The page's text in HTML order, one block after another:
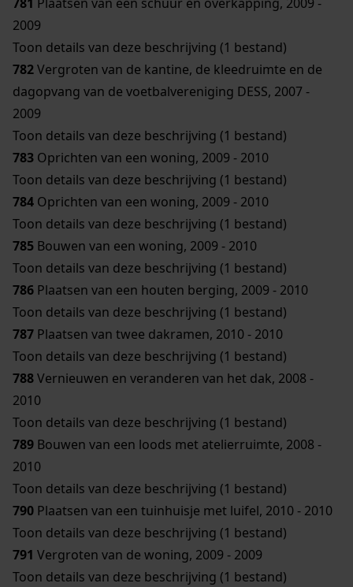
2009
Toon details van deze beschrijving (1 bestand)
782Vergroten van de kantine, de kleedruimte en de
dagopvang van de voetbalvereniging DESS, 2007 -
2009
Toon details van deze beschrijving (1 bestand)
783 Oprichten van een woning, 2009 - 2010
Toon details van deze beschrijving (1 bestand)
784 Oprichten van een woning, 2009 - 2010
Toon details van deze beschrijving (1 bestand)
785 Bouwen van een woning, 2009 - 2010
Toon details van deze beschrijving (1 bestand)
786 Plaatsen van een houten berging, 2009 - 2010
Toon details van deze beschrijving (1 bestand)
787 Plaatsen van twee dakramen, 2010 - 2010
Toon details van deze beschrijving (1 bestand)
788Vernieuwen en veranderen van het dak, 2008 -
2010
Toon details van deze beschrijving (1 bestand)
789 Bouwen van een loods met atelierruimte, 2008 -
2010
Toon details van deze beschrijving (1 bestand)
790 Plaatsen van een tuinhuisje met luifel, 2010 - 2010
Toon details van deze beschrijving (1 bestand)
791 Vergroten van de woning, 2009 - 2009
Toon details van deze beschrijving (1 bestand)